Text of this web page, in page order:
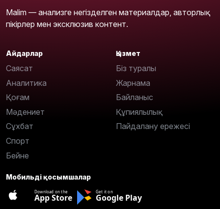
Malim — анализге негізделген материалдар, авторлық
пікірлер мен эксклюзив контент.
Айдарлар
Саясат
Аналитика
Қоғам
Мәдениет
Сұхбат
Спорт
Бейне
Қызмет
Біз туралы
Жарнама
Байланыс
Құпиялылық
Пайдалану ережесі
Мобильді қосымшалар
Download on the
App Store
Get it on
Google Play